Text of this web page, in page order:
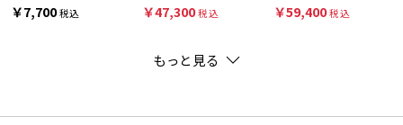
￥7,700税込 ￥47,300税込 ￥59,400税込
もっと見る